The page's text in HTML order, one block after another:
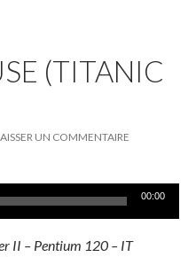
(TITANIC
UN COMMENTAIRE
00:00
II – Pentium 120 – IT